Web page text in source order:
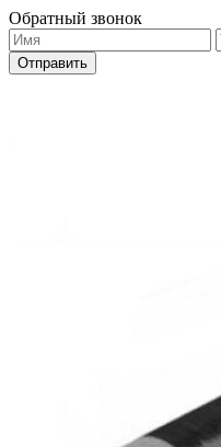
Обратный звонок